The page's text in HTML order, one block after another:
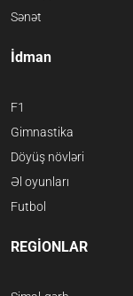
Sənət
İdman
F1
Gimnastika
Döyüş növləri
Əl oyunları
Futbol
REGİONLAR